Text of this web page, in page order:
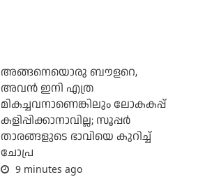
അങ്ങനെയൊരു ബൗളറെ,
അവന്‍ ഇനി എത്ര
മികച്ചവനാണെങ്കിലും ലോകകപ്പ്
കളിപ്പിക്കാനാവില്ല; സൂപ്പര്‍
താരങ്ങളുടെ ഭാവിയെ കുറിച്ച്
ചോപ്ര
9 minutes ago